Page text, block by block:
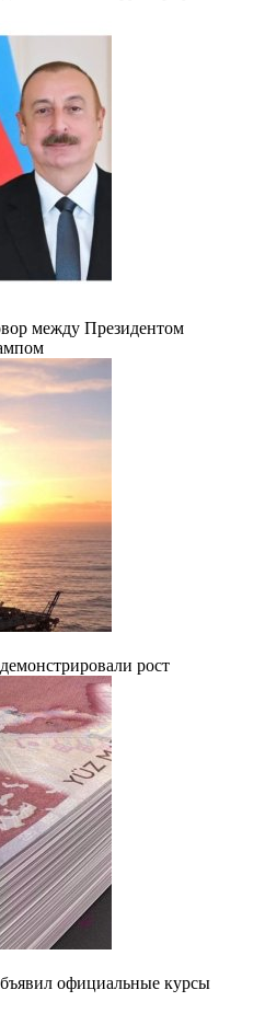
между Президентом
рост
официальные курсы